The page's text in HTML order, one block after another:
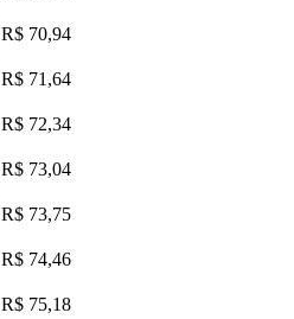
R$ 70,94
R$ 71,64
R$ 72,34
R$ 73,04
R$ 73,75
R$ 74,46
R$ 75,18